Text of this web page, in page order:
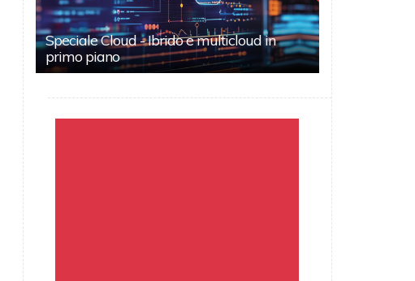
Speciale Cloud - Ibrido e multicloud in
primo piano